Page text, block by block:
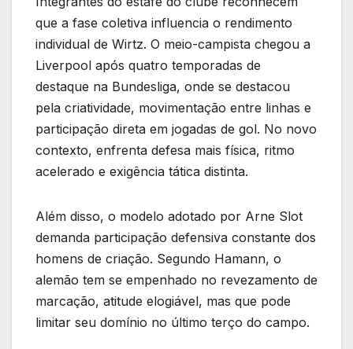
que a fase coletiva influencia o rendimento
individual de Wirtz. O meio-campista chegou a
Liverpool após quatro temporadas de
destaque na Bundesliga, onde se destacou
pela criatividade, movimentação entre linhas e
participação direta em jogadas de gol. No novo
contexto, enfrenta defesa mais física, ritmo
acelerado e exigência tática distinta.
Além disso, o modelo adotado por Arne Slot
demanda participação defensiva constante dos
homens de criação. Segundo Hamann, o
alemão tem se empenhado no revezamento de
marcação, atitude elogiável, mas que pode
limitar seu domínio no último terço do campo.